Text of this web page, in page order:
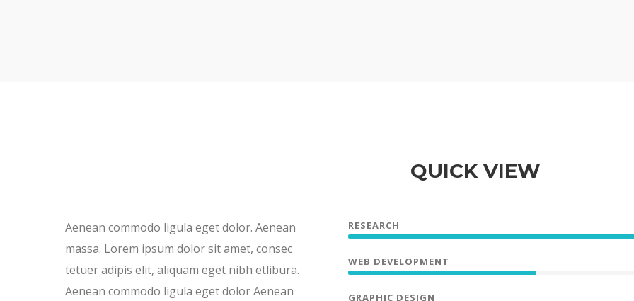
QUICK VIEW
Aenean commodo ligula eget dolor. Aenean
massa. Lorem ipsum dolor sit amet, consec
tetuer adipis elit, aliquam eget nibh etlibura.
Aenean commodo ligula eget dolor Aenean
RESEARCH
WEB DEVELOPMENT
GRAPHIC DESIGN